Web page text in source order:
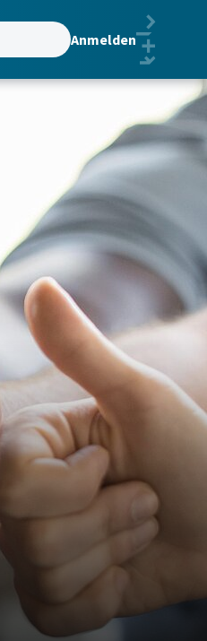
Anmelden